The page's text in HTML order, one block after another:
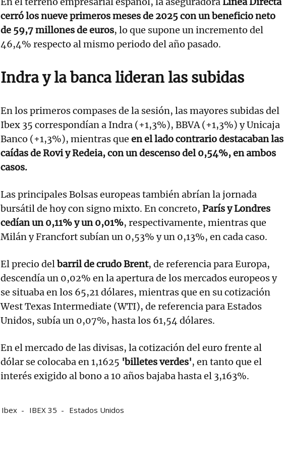
cerró los nueve primeros meses de 2025 con un beneficio neto
de 59,7 millones de euros, lo que supone un incremento del
46,4% respecto al mismo periodo del año pasado.
Indra y la banca lideran las subidas
En los primeros compases de la sesión, las mayores subidas del
Ibex 35 correspondían a Indra (+1,3%), BBVA (+1,3%) y Unicaja
Banco (+1,3%), mientras que en el lado contrario destacaban las
caídas de Rovi y Redeia, con un descenso del 0,54%, en ambos
casos.
Las principales Bolsas europeas también abrían la jornada
bursátil de hoy con signo mixto. En concreto, París y Londres
cedían un 0,11% y un 0,01%, respectivamente, mientras que
Milán y Francfort subían un 0,53% y un 0,13%, en cada caso.
El precio delbarril de crudo Brent, de referencia para Europa,
descendía un 0,02% en la apertura de los mercados europeos y
se situaba en los 65,21 dólares, mientras que en su cotización
West Texas Intermediate (WTI), de referencia para Estados
Unidos, subía un 0,07%, hasta los 61,54 dólares.
En el mercado de las divisas, la cotización del euro frente al
dólar se colocaba en 1,1625 'billetes verdes', en tanto que el
interés exigido al bono a 10 años bajaba hasta el 3,163%.
Ibex IBEX 35 Estados Unidos